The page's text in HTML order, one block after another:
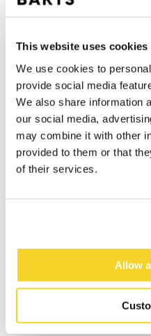
This website uses cookies
We use cookies to
provide social media
We also share information
our social media,
may combine it with other
provided to them or that
of their services.
Allow
Bestellingen die op
Gratis verzending
NL
Binnen 30 dagen
BESCHRIJVING
Open geweven kaftan
Lengte middenachter
MATERIAAL EN DETAILS